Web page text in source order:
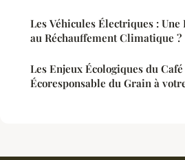
Les Véhicules Électriques : Une
au Réchauffement Climatique ?
Les Enjeux Écologiques du Café
Écoresponsable du Grain à